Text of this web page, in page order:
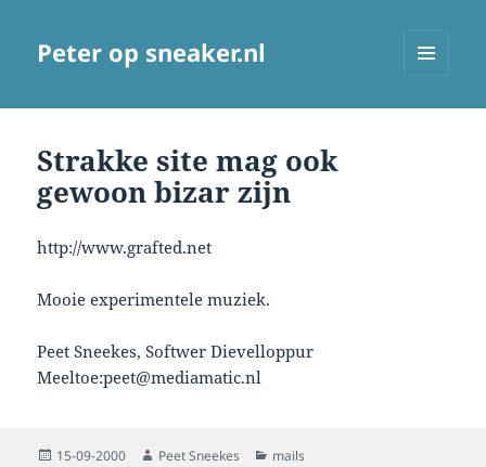
Peter op sneaker.nl
Strakke site mag ook
gewoon bizar zijn
http://www.grafted.net
Mooie experimentele muziek.
Peet Sneekes, Softwer Dievelloppur
Meeltoe:peet@mediamatic.nl
Posted
15-09-2000 Author
Peet Sneekes Categories
mails